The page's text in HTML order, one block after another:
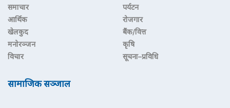
समाचार
आर्थिक
खेलकुद
मनोरञ्जन
विचार
पर्यटन
रोजगार
बैंक/वित्त
कृषि
सूचना–प्रविधि
सामाजिक सञ्जाल